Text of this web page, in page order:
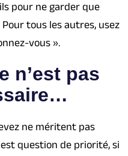
pour ne garder que
Pour tous les autres, usez
vous ».
n’est pas
ne méritent pas
question de priorité, si